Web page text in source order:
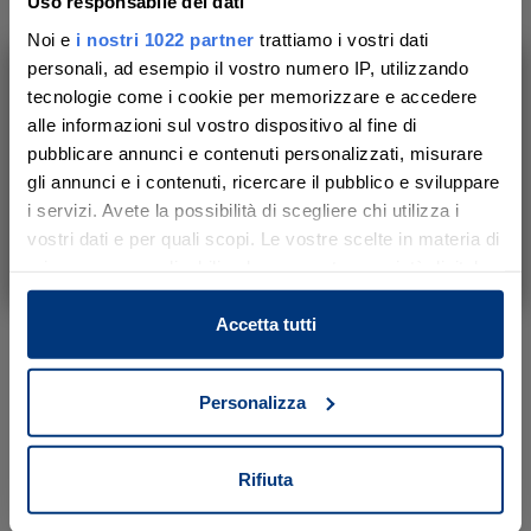
Noi e i nostri 1022 partner trattiamo i vostri dati
personali, ad esempio il vostro numero IP, utilizzando
tecnologie come i cookie per memorizzare e accedere
alle informazioni sul vostro dispositivo al fine di
pubblicare annunci e contenuti personalizzati, misurare
gli annunci e i contenuti, ricercare il pubblico e sviluppare
i servizi. Avete la possibilità di scegliere chi utilizza i
vostri dati e per quali scopi. Le vostre scelte in materia di
in cui avete effettuato le vostre scelte. È possibile
modificare o revocare il proprio consenso in qualsiasi
momento dalla Dichiarazione sui cookie o facendo clic
Con il tuo consenso, vorremmo anche:
raccogliere informazioni sulla tua posizione
Accetta tutti
Personalizza
Rifiuta
Data vendita
10/09/2026 ore 10:00
Tipo di vendita
Senza incanto
Modalità di vendita
Presso il venditore
Luogo presentazione offerte
Termine presentazione offerte
Ti aiutiamo a trovare, comprendere e
partecipare all’asta in sicurezza.
Con noi, passo dopo passo.
Scopri il servizio